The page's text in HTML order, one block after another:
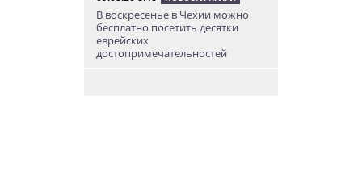
В воскресенье в Чехии можно
бесплатно посетить десятки
еврейских
достопримечательностей